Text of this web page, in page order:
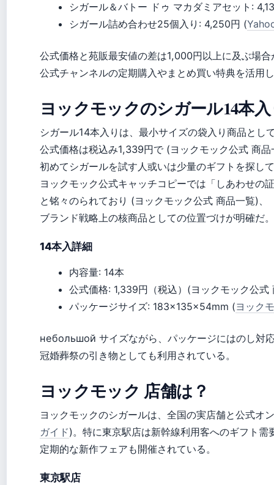
シガール＆バトー ドゥ マカダミアセット:
シガール詰め合わせ25個入り: 4,250円 (
公式価格と苑販最安値の差は1,000円以上に及ぶ場
公式チャンネルの定期購入やまとめ買い特典を活用
ヨックモックのシガール14本
シガール14本入りは、最小サイズの袋入り商品とし
公式価格は税込み1,339円で (ヨックモック公式 商品
初めてシガールを試す人或いは少量のギフトを探し
ヨックモック公式キャッチコピーでは「しあわせの
と铭々のられており (ヨックモック公式 商品一覧)、
ブランド戦略上の核商品としての位置づけが明確だ。
14本入詳細
内容量: 14本
公式価格: 1,339円（税込）(ヨックモック公式
パッケージサイズ: 183×135×54mm (ヨック
небольшой サイズながら、パッケージにはのし対
冠婚葬祭の引き物としても利用されている。
ヨックモック 店舗は？
ヨックモックのシガールは、全国の実店舗と公式オ
ガイド)。特に東京駅店は新幹線利用客へのギフト需
定期的な新作フェアも開催されている。
東京駅店